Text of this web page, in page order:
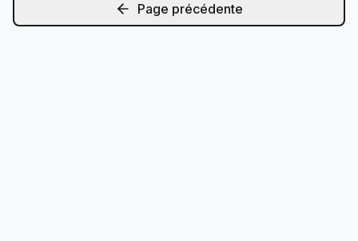
Page précédente